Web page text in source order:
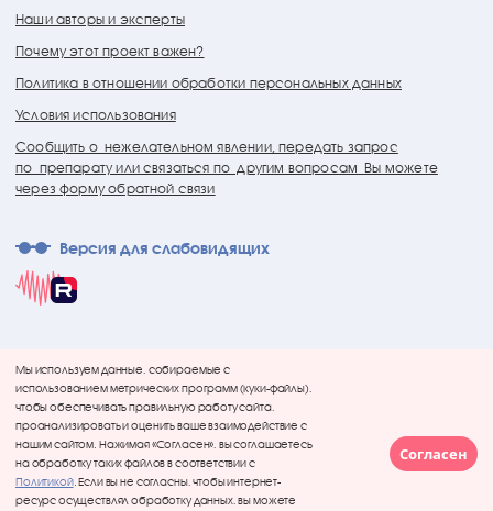
Наши авторы и эксперты
Почему этот проект важен?
Политика в отношении обработки персональных данных
Условия использования
Сообщить о нежелательном явлении, передать запрос
по препарату или связаться по другим вопросам Вы можете
через форму обратной связи
Версия для слабовидящих
Мы используем данные, собираемые с
использованием метрических программ (куки-файлы),
чтобы обеспечивать правильную работу сайта,
проанализировать и оценить ваше взаимодействие с
нашим сайтом. Нажимая «Согласен», вы соглашаетесь
на обработку таких файлов в соответствии с
Политикой. Если вы не согласны, чтобы интернет-
ресурс осуществлял обработку данных, вы можете
Согласен